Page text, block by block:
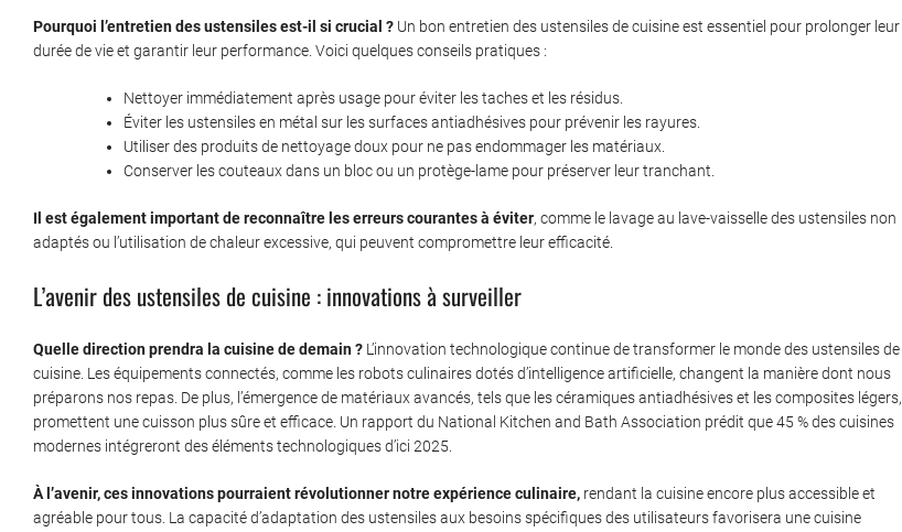
Pourquoi l’entretien des ustensiles est-il si crucial ? Un bon entretien des ustensiles de cuisine est essentiel pour prolonger leur
durée de vie et garantir leur performance. Voici quelques conseils pratiques :
Nettoyer immédiatement après usage pour éviter les taches et les résidus.
Éviter les ustensiles en métal sur les surfaces antiadhésives pour prévenir les rayures.
Utiliser des produits de nettoyage doux pour ne pas endommager les matériaux.
Conserver les couteaux dans un bloc ou un protège-lame pour préserver leur tranchant.
Il est également important de reconnaître les erreurs courantes à éviter, comme le lavage au lave-vaisselle des ustensiles non
adaptés ou l’utilisation de chaleur excessive, qui peuvent compromettre leur efficacité.
L’avenir des ustensiles de cuisine : innovations à surveiller
Quelle direction prendra la cuisine de demain ? L’innovation technologique continue de transformer le monde des ustensiles de
cuisine. Les équipements connectés, comme les robots culinaires dotés d’intelligence artificielle, changent la manière dont nous
préparons nos repas. De plus, l’émergence de matériaux avancés, tels que les céramiques antiadhésives et les composites légers,
promettent une cuisson plus sûre et efficace. Un rapport du National Kitchen and Bath Association prédit que 45 % des cuisines
modernes intégreront des éléments technologiques d’ici 2025.
À l’avenir, ces innovations pourraient révolutionner notre expérience culinaire, rendant la cuisine encore plus accessible et
agréable pour tous. La capacité d’adaptation des ustensiles aux besoins spécifiques des utilisateurs favorisera une cuisine